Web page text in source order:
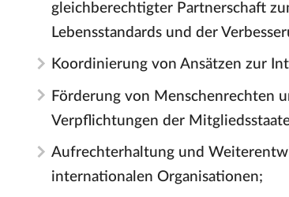
gleichberechtigter Partnerschaft
Lebensstandards und der
Koordinierung von Ansätzen zur
Förderung von Menschenrechten
Verpflichtungen der
Aufrechterhaltung und
internationalen Organisationen;